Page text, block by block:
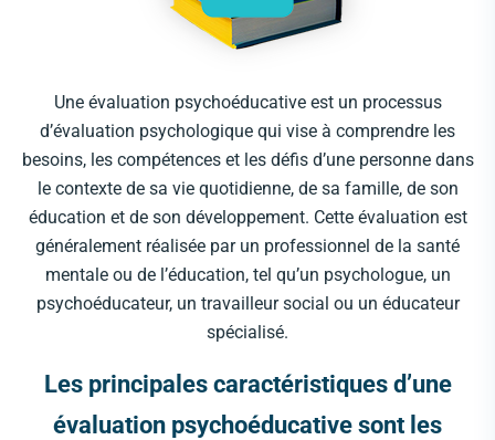
Une évaluation psychoéducative est un processus
d’évaluation psychologique qui vise à comprendre les
besoins, les compétences et les défis d’une personne dans
le contexte de sa vie quotidienne, de sa famille, de son
éducation et de son développement. Cette évaluation est
généralement réalisée par un professionnel de la santé
mentale ou de l’éducation, tel qu’un psychologue, un
psychoéducateur, un travailleur social ou un éducateur
spécialisé.
Les principales caractéristiques d’une
évaluation psychoéducative sont les